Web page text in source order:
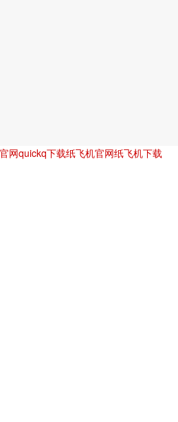
网quickq下载纸飞机官网纸飞机下载